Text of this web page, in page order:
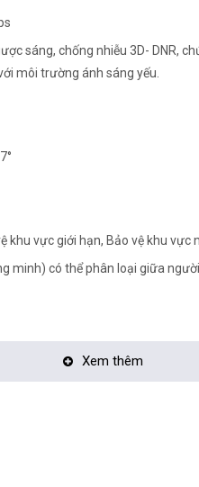
sáng, chống nhiễu 3D- DNR,
môi trường ánh sáng yếu.
khu vực giới hạn, Bảo vệ khu vực
minh) có thể phân loại giữa
Xem thêm